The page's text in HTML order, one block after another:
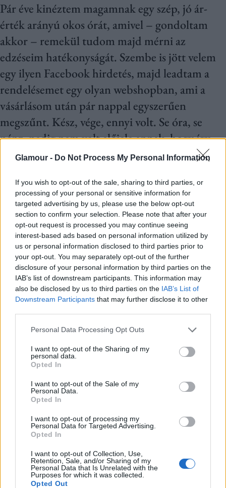
Glamour - Do Not Process My Personal Information
If you wish to opt-out of the sale, sharing to third parties, or
processing of your personal or sensitive information for
targeted advertising by us, please use the below opt-out
section to confirm your selection. Please note that after your
opt-out request is processed you may continue seeing
interest-based ads based on personal information utilized by
us or personal information disclosed to third parties prior to
your opt-out. You may separately opt-out of the further
disclosure of your personal information by third parties on the
IAB’s list of downstream participants. This information may
also be disclosed by us to third parties on the IAB’s List of
Downstream Participants that may further disclose it to other
Please note that this website/app uses one or more Google
not limited to your visit or usage behaviour. You may click to
grant or deny consent to Google and its third-party tags to
use your data for below specified purposes in below Google
consent section.
Personal Data Processing Opt Outs
I want to opt-out of the Sharing of my
personal data.
Opted In
I want to opt-out of the Sale of my
Personal Data.
Opted In
I want to opt-out of processing my
Personal Data for Targeted Advertising.
Opted In
I want to opt-out of Collection, Use,
Retention, Sale, and/or Sharing of my
Personal Data that Is Unrelated with the
Purposes for which it was collected.
Opted Out
Pár éve kinéztem magamnak egy szép, jó ár-
érték arányú okos órát, amivel – gondoltam
akkor – remekül tudom majd mérni az
edzéseim hatékonyságát. Szembe is jött velem
egy ilyen Facebook hirdetés, majd leadtam a
rendelésemet egy olyan webshopban, ami a
vásárlásom után pár nappal egyszerűen
megszűnt. Kész, vége, ennyi volt. Se óra, se
pénz, pedig nem volt előjele annak, hogy így
fogok járni többed magammal együtt.
Azóta igyekszem még körültekintőbb lenni az
internetes vásárlásoknál, hiszen az online – és
kiváltképp a social médiában – tevékenykedő
csalók száma nem lett kevesebb, sőt, módszereik
kifinomultabbak, mint valaha.
A fent említett webshop, ami az akkori híradások
szerint állítólag csődbe ment, azokban az
időkben rengeteg pénzt szedett be a gyanútlan
vásárlóktól. Én is egy lettem közülük, ez pedig
hiszi, hogy vele ez nem fordulhat elő, hiszen
mindennek alaposan utána néz, tájékozódik,
megkérdőjelez stb. Sokszor azonban,
bármennyire vagyunk elővigyázatosak,
kijátszanak bennünket, ahogy velem is tették.
Mindezek ellenére volt némi fény az alagút